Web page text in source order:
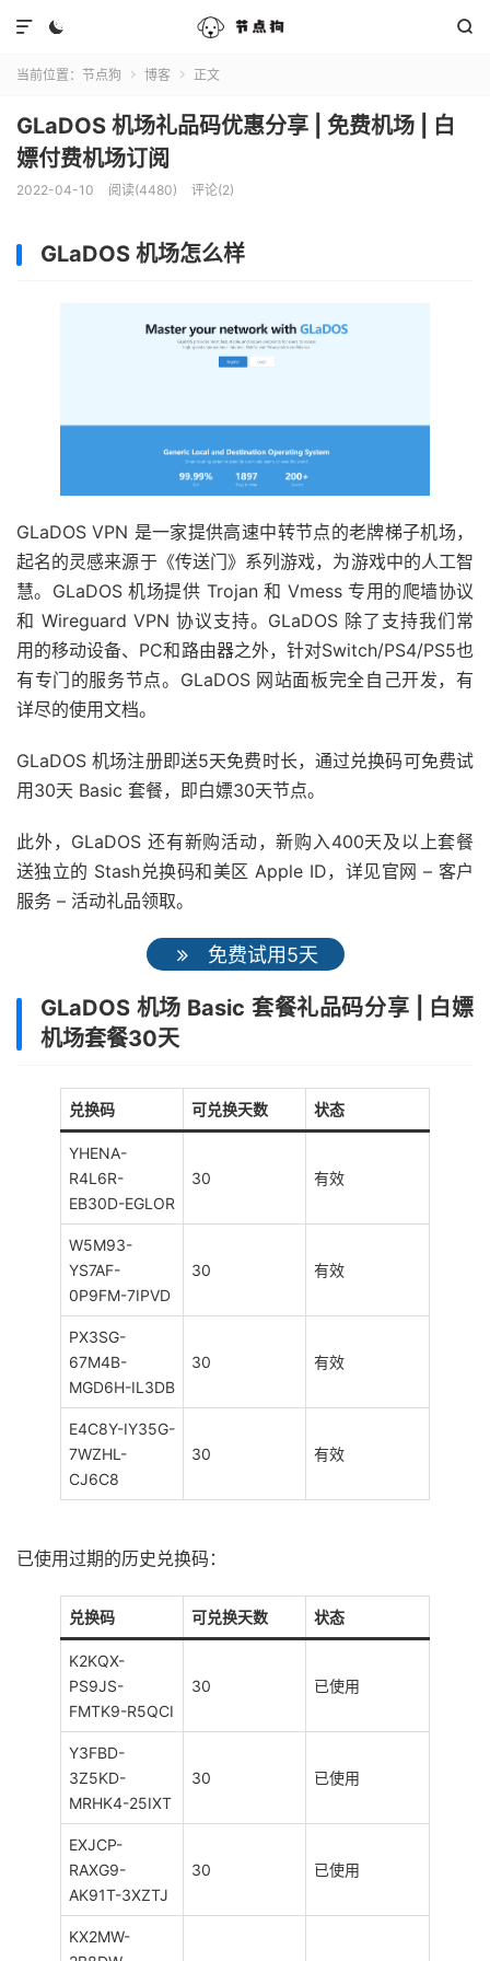
 

当前位置： 节点狗  博客  正文
GLaDOS 机场礼品码优惠分享 | 免费机场 | 白
嫖付费机场订阅
2022-04-10 阅读(4480) 评论(2)
GLaDOS 机场怎么样
GLaDOS VPN 是一家提供高速中转节点的老牌梯子机场，
起名的灵感来源于《传送门》系列游戏，为游戏中的人工智
慧。GLaDOS 机场提供 Trojan 和 Vmess 专用的爬墙协议
和 Wireguard VPN 协议支持。GLaDOS 除了支持我们常
用的移动设备、PC和路由器之外，针对Switch/PS4/PS5也
有专门的服务节点。GLaDOS 网站面板完全自己开发，有
详尽的使用文档。
GLaDOS 机场注册即送5天免费时长，通过兑换码可免费试
用30天 Basic 套餐，即白嫖30天节点。
此外，GLaDOS 还有新购活动，新购入400天及以上套餐
送独立的 Stash兑换码和美区 Apple ID，详见官网 – 客户
服务 – 活动礼品领取。
免费试用5天
GLaDOS 机场 Basic 套餐礼品码分享 | 白嫖
机场套餐30天
兑换码 可兑换天数 状态
YHENA-
R4L6R-
EB30D-EGLOR
30 有效
W5M93-
YS7AF-
0P9FM-7IPVD
30 有效
PX3SG-
67M4B-
MGD6H-IL3DB
30 有效
E4C8Y-IY35G-
7WZHL-
CJ6C8
30 有效
已使用过期的历史兑换码：
兑换码 可兑换天数 状态
K2KQX-
PS9JS-
FMTK9-R5QCI
30 已使用
Y3FBD-
3Z5KD-
MRHK4-25IXT
30 已使用
EXJCP-
RAXG9-
AK91T-3XZTJ
30 已使用
KX2MW-